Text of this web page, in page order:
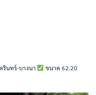
รินทร์-บางนา
ขนาด 62.20